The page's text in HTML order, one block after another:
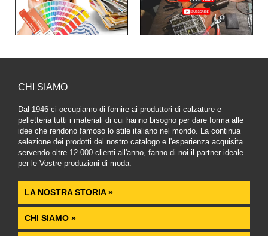
CHI SIAMO
Dal 1946 ci occupiamo di fornire ai produttori di calzature e
pelletteria tutti i materiali di cui hanno bisogno per dare forma alle
idee che rendono famoso lo stile italiano nel mondo. La continua
selezione dei prodotti del nostro catalogo e l'esperienza acquisita
servendo oltre 12.000 clienti all'anno, fanno di noi il partner ideale
per le Vostre produzioni di moda.
LA NOSTRA STORIA »
CHI SIAMO »